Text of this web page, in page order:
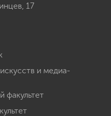
17
и медиа-
факультет